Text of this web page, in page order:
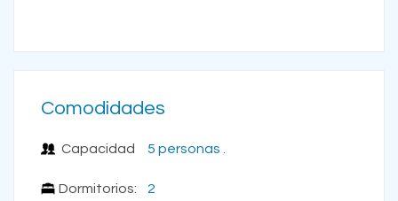
Comodidades
Capacidad
Dormitorios:
5 personas .
2